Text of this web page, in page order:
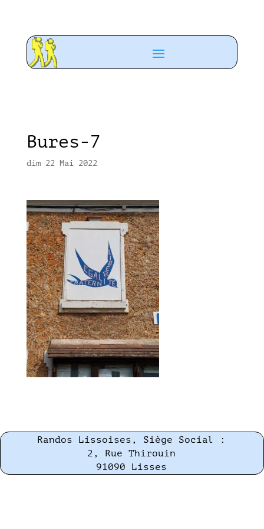
Bures-7
dim 22 Mai 2022
Randos Lissoises, Siège Social :
2, Rue Thirouin
91090 Lisses